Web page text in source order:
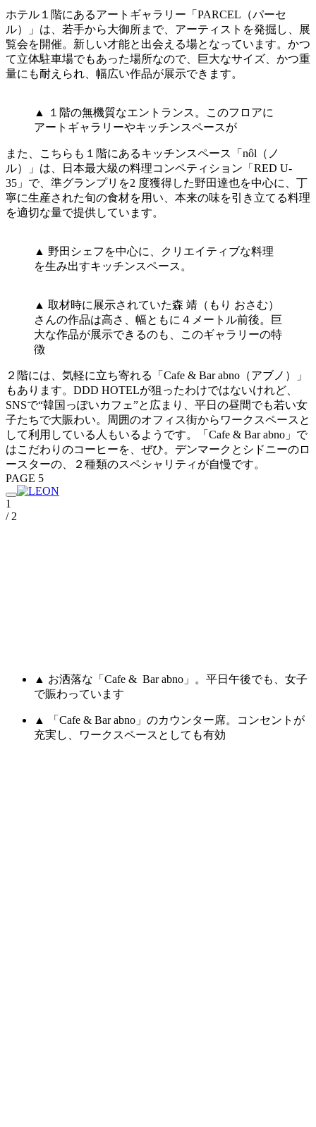
ホテル１階にあるアートギャラリー「PARCEL（パーセ
ル）」は、若手から大御所まで、アーティストを発掘し、展
覧会を開催。新しい才能と出会える場となっています。かつ
て立体駐車場でもあった場所なので、巨大なサイズ、かつ重
量にも耐えられ、幅広い作品が展示できます。
▲ １階の無機質なエントランス。このフロアに
アートギャラリーやキッチンスペースが
また、こちらも１階にあるキッチンスペース「nôl（ノ
ル）」は、日本最大級の料理コンペティション「RED U-
35」で、準グランプリを2 度獲得した野田達也を中心に、丁
寧に生産された旬の食材を用い、本来の味を引き立てる料理
を適切な量で提供しています。
▲ 野田シェフを中心に、クリエイティブな料理
を生み出すキッチンスペース。
▲ 取材時に展示されていた森 靖（もり おさむ）
さんの作品は高さ、幅ともに４メートル前後。巨
大な作品が展示できるのも、このギャラリーの特
徴
２階には、気軽に立ち寄れる「Cafe & Bar abno（アブノ）」
もあります。DDD HOTELが狙ったわけではないけれど、
SNSで“韓国っぽいカフェ”と広まり、平日の昼間でも若い女
子たちで大賑わい。周囲のオフィス街からワークスペースと
して利用している人もいるようです。「Cafe & Bar abno」で
はこだわりのコーヒーを、ぜひ。デンマークとシドニーのロ
ースターの、２種類のスペシャリティが自慢です。
PAGE 5
1
/ 2
▲ お洒落な「Cafe & Bar abno」。平日午後でも、女子
で賑わっています
▲ 「Cafe & Bar abno」のカウンター席。コンセントが
充実し、ワークスペースとしても有効